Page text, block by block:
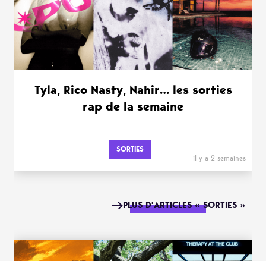
Tyla, Rico Nasty, Nahir… les sorties
rap de la semaine
SORTIES
il y a 2 semaines
PLUS D'ARTICLES « SORTIES »